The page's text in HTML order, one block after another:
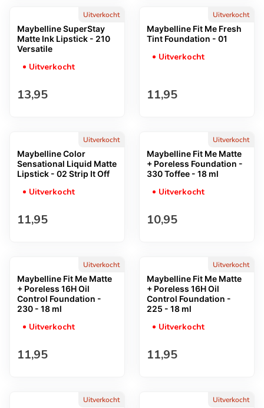
Uitverkocht
Maybelline SuperStay
Matte Ink Lipstick - 210
Versatile
Uitverkocht
Normale prijs
13,95
Uitverkocht
Maybelline Fit Me Fresh
Tint Foundation - 01
Uitverkocht
Normale prijs
11,95
Uitverkocht
Maybelline Color
Sensational Liquid Matte
Lipstick - 02 Strip It Off
Uitverkocht
Normale prijs
11,95
Uitverkocht
Maybelline Fit Me Matte
+ Poreless Foundation -
330 Toffee - 18 ml
Uitverkocht
Normale prijs
10,95
Uitverkocht
Maybelline Fit Me Matte
+ Poreless 16H Oil
Control Foundation -
230 - 18 ml
Uitverkocht
Normale prijs
11,95
Uitverkocht
Maybelline Fit Me Matte
+ Poreless 16H Oil
Control Foundation -
225 - 18 ml
Uitverkocht
Normale prijs
11,95
Uitverkocht Uitverkocht